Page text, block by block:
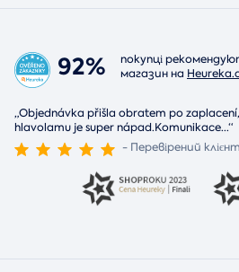
92%
покупці
магазин на
„Objednávka přišla obratem po
hlavolamu je super nápad.Komunikace...“
- Перевірений клієнт